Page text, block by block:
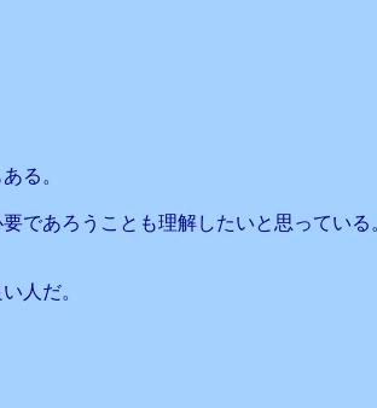
る。
であろうことも理解したいと思っている
人だ。